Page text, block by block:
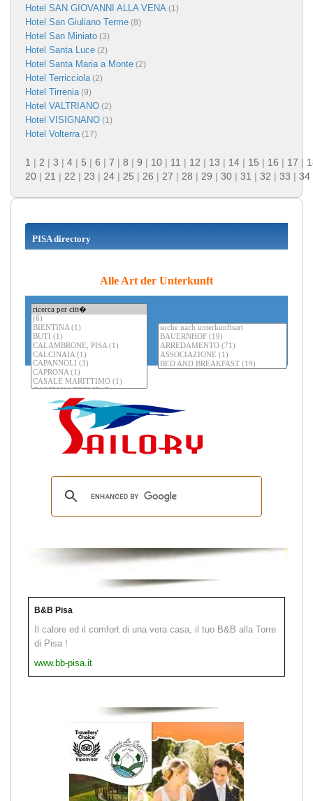
Hotel SAN GIOVANNI ALLA VENA (1)
Hotel San Giuliano Terme (8)
Hotel San Miniato (3)
Hotel Santa Luce (2)
Hotel Santa Maria a Monte (2)
Hotel Terricciola(2)
Hotel Tirrenia(9)
Hotel VALTRIANO (2)
Hotel VISIGNANO (1)
Hotel Volterra(17)
1 | 2 | 3 | 4 | 5 | 6 | 7 | 8 | 9 | 10 | 11 | 12 | 13 | 14 | 15 | 16 | 17 |
20 | 21 | 22 | 23 | 24 | 25 | 26 | 27 | 28 | 29 | 30 | 31 | 32 | 33 | 34
PISA directory
Alle Art der Unterkunft
B&B Pisa
Il calore ed il comfort di una vera casa, il tuo B&B alla Torre
di Pisa !
www.bb-pisa.it